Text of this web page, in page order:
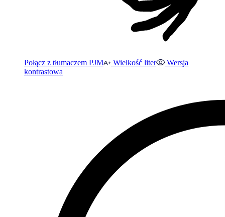
Połącz z tłumaczem PJM Wielkość liter
Wersja
kontrastowa